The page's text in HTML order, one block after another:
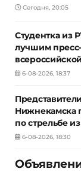
Сегодня, 20:05
Студентка из
лучшим
6-08-2026, 18:37
Нижнекамска
по стрельбе
6-08-2026, 18:30